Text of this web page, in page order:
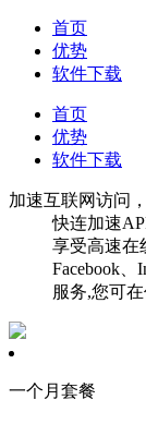
首页
优势
软件下载
首页
优势
软件下载
加速互联网访问
快连加速
享受高速在
Facebook
服务,您可
一个月套餐